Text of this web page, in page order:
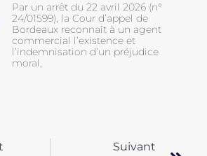
Par un arrêt du 22 avril 2026 (n°
24/01599), la Cour d’appel de
Bordeaux reconnaît à un agent
commercial l’existence et
l’indemnisation d’un préjudice
moral,
Suivant